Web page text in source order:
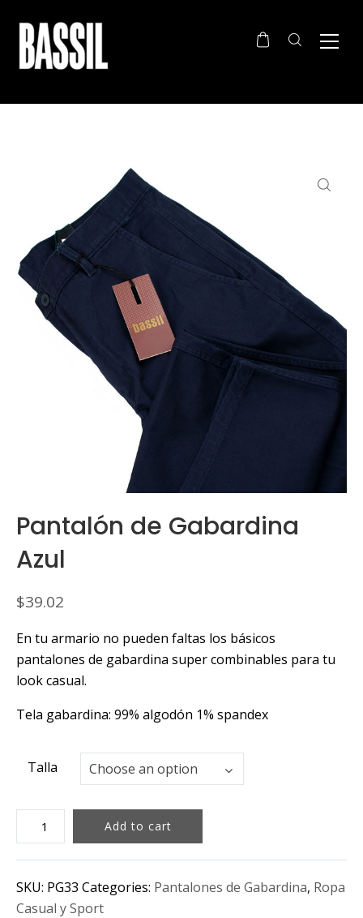
Pantalón de Gabardina
Azul
$39.02
En tu armario no pueden faltas los básicos
pantalones de gabardina super combinables para tu
look casual.
Tela gabardina: 99% algodón 1% spandex
Talla Choose an option
Talla
Pantalón
de
Gabardina
Azul
quantity
Add to cart
SKU: PG33 Categories: Pantalones de Gabardina, Ropa
Casual y Sport